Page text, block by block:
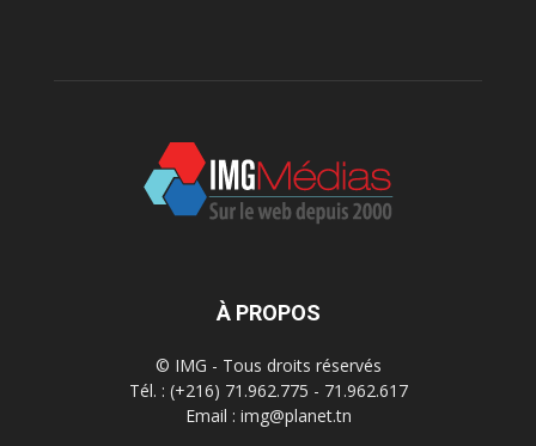
À PROPOS
© IMG - Tous droits réservés
Tél. : (+216) 71.962.775 - 71.962.617
Email : img@planet.tn